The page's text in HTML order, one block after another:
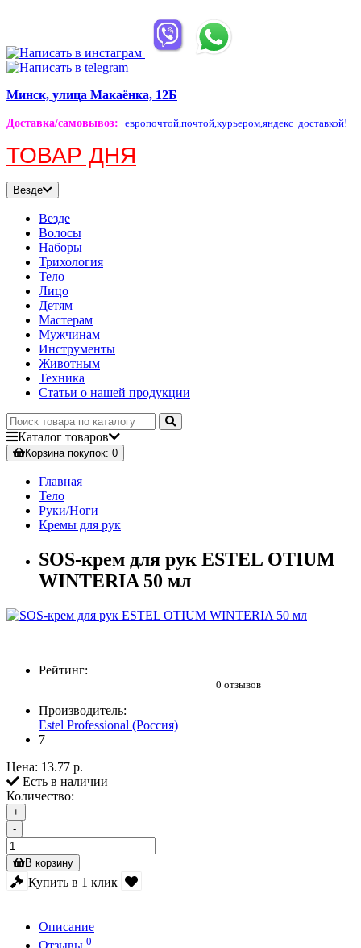
Минск, улица Макаёнка, 12Б
Доставка/самовывоз: европочтой,почтой,курьером,яндекс доставкой!
ТОВАР ДНЯ
Везде
Везде
Волосы
Наборы
Трихология
Тело
Лицо
Детям
Мастерам
Мужчинам
Инструменты
Животным
Техника
Статьи о нашей продукции
Каталог товаров
Корзинапокупок: 0
Главная
Тело
Руки/Ноги
Кремы для рук
SOS-крем для рук ESTEL OTIUM
WINTERIA 50 мл
Рейтинг:
0 отзывов
Производитель:
Estel Professional (Россия)
7
Цена: 13.77 р.
Есть в наличии
Количество:
+
-
В корзину
Купить в 1 клик
Описание
Отзывы 0